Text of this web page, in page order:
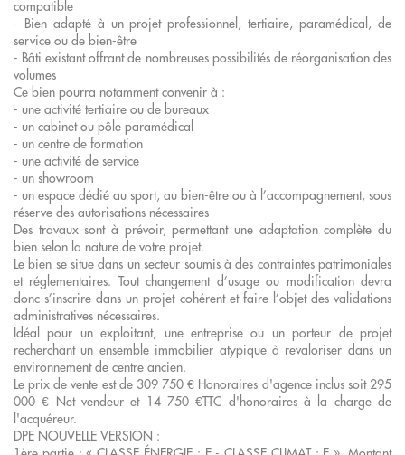
compatible
- Bien adapté à un projet professionnel, tertiaire, paramédical, de
service ou de bien-être
- Bâti existant offrant de nombreuses possibilités de réorganisation des
volumes
Ce bien pourra notamment convenir à :
- une activité tertiaire ou de bureaux
- un cabinet ou pôle paramédical
- un centre de formation
- une activité de service
- un showroom
- un espace dédié au sport, au bien-être ou à l’accompagnement, sous
réserve des autorisations nécessaires
Des travaux sont à prévoir, permettant une adaptation complète du
bien selon la nature de votre projet.
Le bien se situe dans un secteur soumis à des contraintes patrimoniales
et réglementaires. Tout changement d’usage ou modification devra
donc s’inscrire dans un projet cohérent et faire l’objet des validations
administratives nécessaires.
Idéal pour un exploitant, une entreprise ou un porteur de projet
recherchant un ensemble immobilier atypique à revaloriser dans un
environnement de centre ancien.
Le prix de vente est de 309 750 € Honoraires d'agence inclus soit 295
000 € Net vendeur et 14 750 €TTC d'honoraires à la charge de
l'acquéreur.
DPE NOUVELLE VERSION :